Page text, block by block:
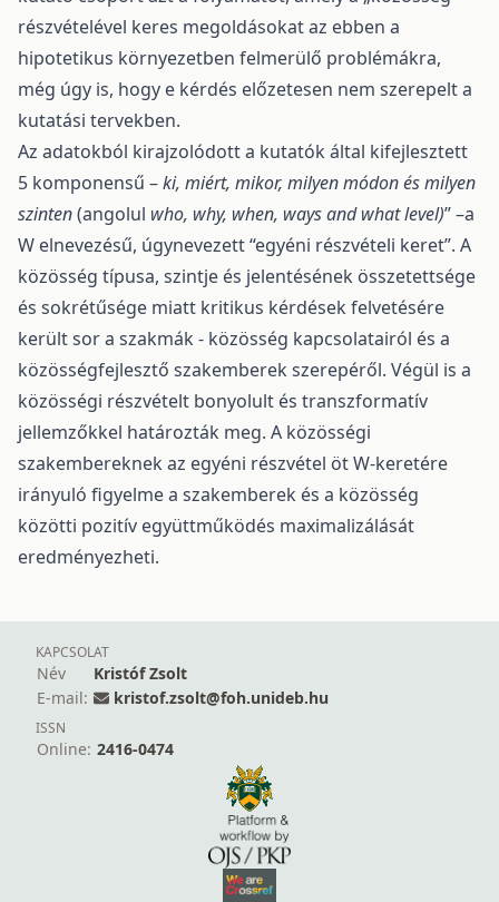
részvételével keres megoldásokat az ebben a
hipotetikus környezetben felmerülő problémákra,
még úgy is, hogy e kérdés előzetesen nem szerepelt a
kutatási tervekben.
Az adatokból kirajzolódott a kutatók által kifejlesztett
5 komponensű –ki, miért, mikor, milyen módon és milyen
szinten(angolul who, why, when, ways and what level)” –a
W elnevezésű, úgynevezett “egyéni részvételi keret”. A
közösség típusa, szintje és jelentésének összetettsége
és sokrétűsége miatt kritikus kérdések felvetésére
került sor a szakmák - közösség kapcsolatairól és a
közösségfejlesztő szakemberek szerepéről. Végül is a
közösségi részvételt bonyolult és transzformatív
jellemzőkkel határozták meg. A közösségi
szakembereknek az egyéni részvétel öt W-keretére
irányuló figyelme a szakemberek és a közösség
közötti pozitív együttműködés maximalizálását
eredményezheti.
KAPCSOLAT
Név
Kristóf Zsolt
E-mail:
kristof.zsolt@foh.unideb.hu
ISSN
Online: 2416-0474